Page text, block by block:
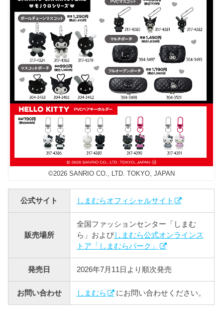
©2026 SANRIO CO., LTD. TOKYO, JAPAN
公式サイト しまむらオフィシャルサイト
販売場所
全国ファッションセンター「しまむ
ら」およびしまむら公式オンラインス
トア「しまむらパーク」
発売日 2026年7月11日より順次発売
お問い合わせ しまむら にお問い合わせください。